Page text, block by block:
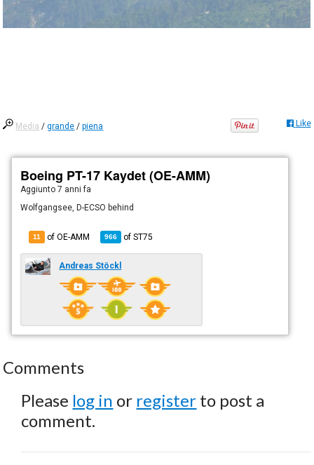
Media /grande /piena Like
Boeing PT-17 Kaydet (OE-AMM)
Aggiunto7 anni fa
Wolfgangsee, D-ECSO behind
11 of OE-AMM 966 ofST75
Andreas Stöckl
Comments
Please log in or register to post a
comment.